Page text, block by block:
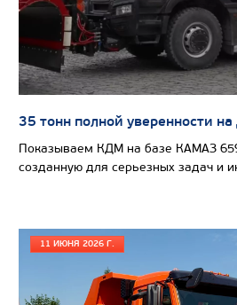
35 тонн полной уверенности на
Показываем КДМ на базе КАМАЗ
созданную для серьезных задач и
11 ИЮНЯ 2026 Г.